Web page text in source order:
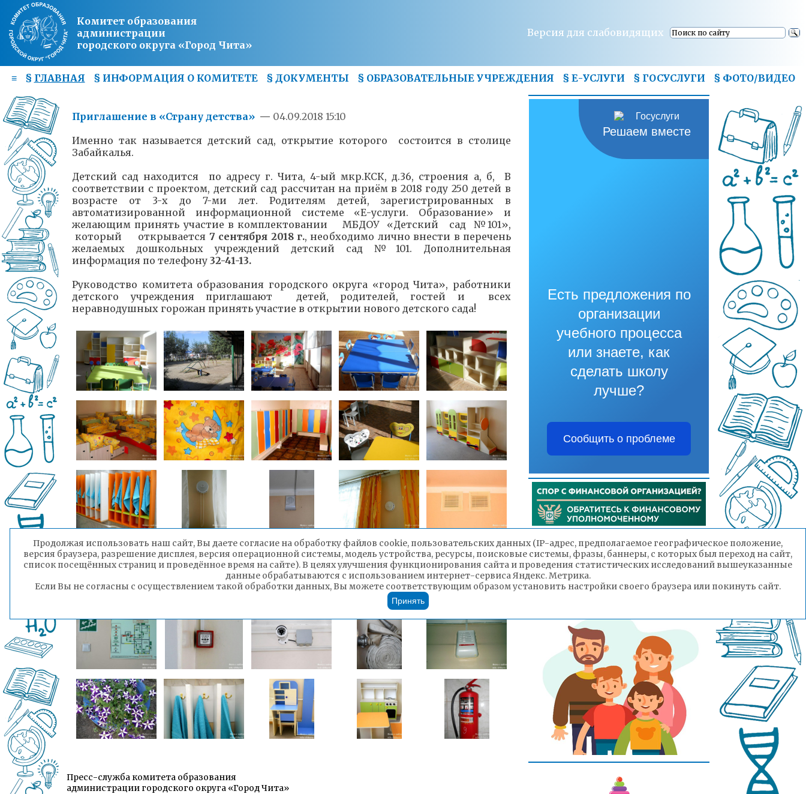
Комитет образования
администрации
городского округа «Город Чита»
Версия для слабовидящих
≡ § ГЛАВНАЯ § ИНФОРМАЦИЯ О КОМИТЕТЕ § ДОКУМЕНТЫ § ОБРАЗОВАТЕЛЬНЫЕ УЧРЕЖДЕНИЯ § Е-УСЛУГИ § ГОСУСЛУГИ § ФОТО/ВИДЕО
Приглашение в «Страну детства» — 04.09.2018 15:10
Именно так называется детский сад, открытие которого состоится в столице
Забайкалья.
Детский сад находится по адресу г. Чита, 4-ый мкр.КСК, д.36, строения а, б,В
соответствии с проектом, детский сад рассчитан на приём в 2018 году 250 детей в
возрасте от 3-х до 7-ми лет. Родителям детей, зарегистрированных в
автоматизированной информационной системе «Е-услуги. Образование» и
желающим принять участие в комплектовании МБДОУ «Детский сад №101»,
который открывается 7 сентября 2018 г., необходимо лично внести в перечень
желаемых дошкольных учреждений детский сад №101. Дополнительная
информация по телефону 32-41-13.
Руководство комитета образования городского округа «город Чита», работники
детского учреждения приглашают детей, родителей, гостей и всех
неравнодушных горожан принять участие в открытии нового детского сада!
Пресс-служба комитета образования
администрации городского округа «Город Чита»
Решаем вместе
Есть предложения по
организации
учебного процесса
или знаете, как
сделать школу
лучше?
Сообщить о проблеме
Продолжая использовать наш сайт, Вы даете согласие на обработку файлов cookie, пользовательских данных (IP-адрес, предполагаемое географическое положение,
версия браузера, разрешение дисплея, версия операционной системы, модель устройства, ресурсы, поисковые системы, фразы, баннеры, с которых был переход на сайт,
список посещённых страниц и проведённое время на сайте). В целях улучшения функционирования сайта и проведения статистических исследований вышеуказанные
данные обрабатываются с использованием интернет-сервиса Яндекс. Метрика.
Если Вы не согласны с осуществлением такой обработки данных, Вы можете соответствующим образом установить настройки своего браузера или покинуть сайт.
Принять